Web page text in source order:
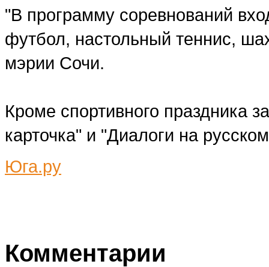
"В программу соревнований
футбол, настольный теннис,
мэрии Сочи.
Кроме спортивного праздника
карточка" и "Диалоги на
Юга.ру
Комментарии